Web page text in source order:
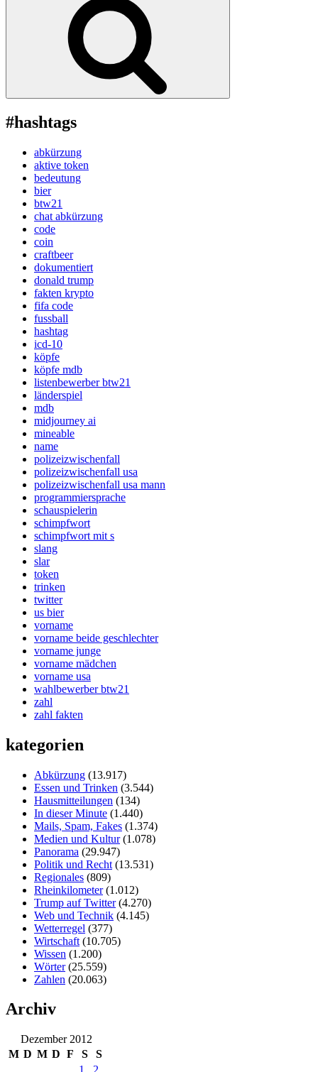
#hashtags
abkürzung
aktive token
bedeutung
bier
btw21
chat abkürzung
code
coin
craftbeer
dokumentiert
donald trump
fakten krypto
fifa code
fussball
hashtag
icd-10
köpfe
köpfe mdb
listenbewerber btw21
länderspiel
mdb
midjourney ai
mineable
name
polizeizwischenfall
polizeizwischenfall usa
polizeizwischenfall usa mann
programmiersprache
schauspielerin
schimpfwort
schimpfwort mit s
slang
slar
token
trinken
twitter
us bier
vorname
vorname beide geschlechter
vorname junge
vorname mädchen
vorname usa
wahlbewerber btw21
zahl
zahl fakten
kategorien
Abkürzung (13.917)
Essen und Trinken (3.544)
Hausmitteilungen (134)
In dieser Minute (1.440)
Mails, Spam, Fakes (1.374)
Medien und Kultur(1.078)
Panorama (29.947)
Politik und Recht (13.531)
Regionales (809)
Rheinkilometer(1.012)
Trump auf Twitter(4.270)
Web und Technik (4.145)
Wetterregel (377)
Wirtschaft (10.705)
Wissen (1.200)
Wörter(25.559)
Zahlen (20.063)
Archiv
Dezember 2012
M D M D F S
S